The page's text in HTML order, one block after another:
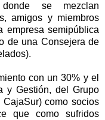
se mezclan
amigos y miembros
empresa semipública
de una Consejera de
con un 30% y el
y Gestión, del Grupo
como socios
que como sufridos